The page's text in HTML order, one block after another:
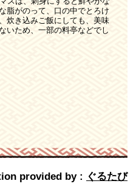
脂がのって、口の中でとろけ
炊き込みご飯にしても、美味
いため、一部の料亭などでし
provided by : ぐるたび